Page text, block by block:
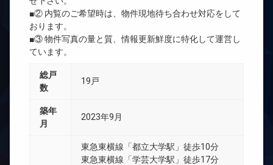
■② 内覧のご希望時は、物件現地待ち合わせ対応をして
おります。
■③ 物件写真の量と質、情報更新鮮度に特化して運営し
ています。
総戸
数
19戸
築年
月
2023年9月
東急東横線「都立大学駅」徒歩10分
東急東横線「学芸大学駅」徒歩17分